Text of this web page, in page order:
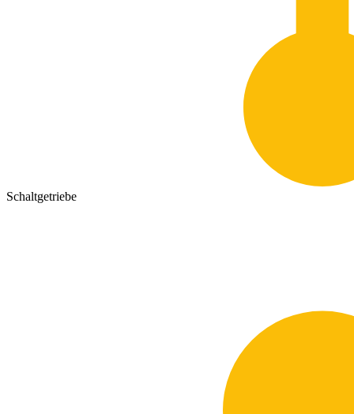
Schaltgetriebe